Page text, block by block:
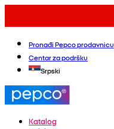
Pronađi Pepco prodavnicu
Centar za podršku
Srpski
Katalog